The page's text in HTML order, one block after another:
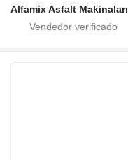
Alfamix Asfalt Makinaları